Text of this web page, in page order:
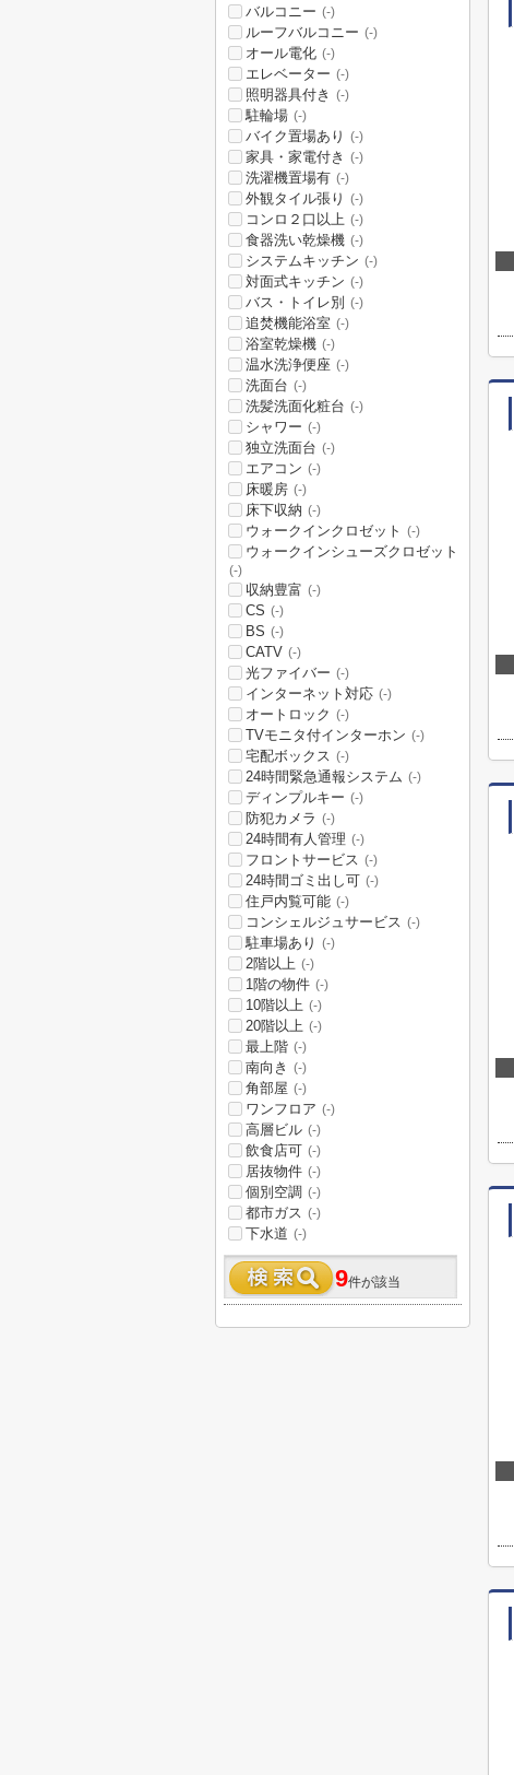
バルコニー (-)
ルーフバルコニー (-)
オール電化 (-)
エレベーター (-)
照明器具付き (-)
駐輪場 (-)
バイク置場あり (-)
家具・家電付き (-)
洗濯機置場有 (-)
外観タイル張り (-)
コンロ２口以上 (-)
食器洗い乾燥機 (-)
システムキッチン (-)
対面式キッチン (-)
バス・トイレ別 (-)
追焚機能浴室 (-)
浴室乾燥機 (-)
温水洗浄便座 (-)
洗面台 (-)
洗髪洗面化粧台 (-)
シャワー (-)
独立洗面台 (-)
エアコン (-)
床暖房 (-)
床下収納 (-)
ウォークインクロゼット (-)
ウォークインシューズクロゼット
(-)
収納豊富 (-)
CS (-)
BS (-)
CATV (-)
光ファイバー (-)
インターネット対応 (-)
オートロック (-)
TVモニタ付インターホン (-)
宅配ボックス (-)
24時間緊急通報システム (-)
ディンプルキー (-)
防犯カメラ (-)
24時間有人管理 (-)
フロントサービス (-)
24時間ゴミ出し可 (-)
住戸内覧可能 (-)
コンシェルジュサービス (-)
駐車場あり (-)
2階以上 (-)
1階の物件 (-)
10階以上 (-)
20階以上 (-)
最上階 (-)
南向き (-)
角部屋 (-)
ワンフロア (-)
高層ビル (-)
飲食店可 (-)
居抜物件 (-)
個別空調 (-)
都市ガス (-)
下水道 (-)
9件が該当